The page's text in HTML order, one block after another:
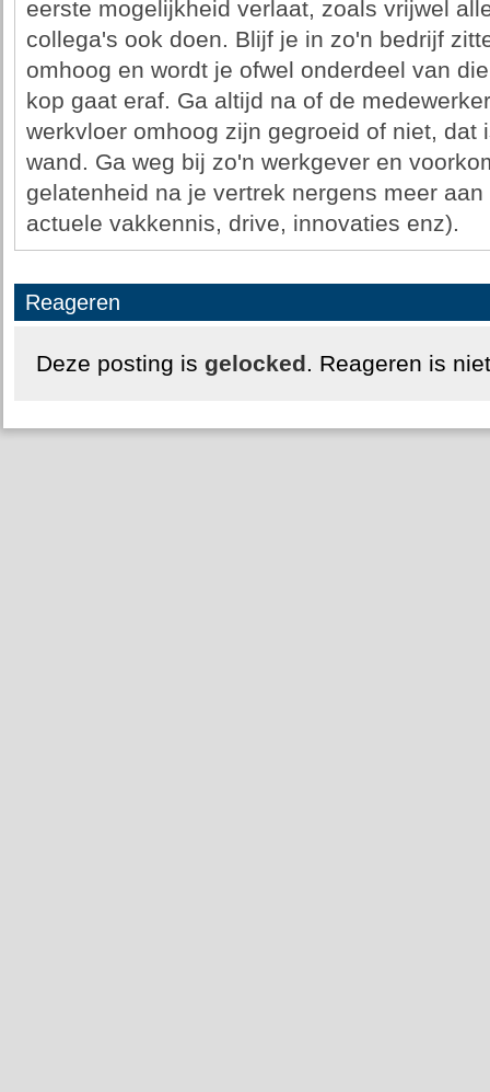
eerste mogelijkheid verlaat, zoals vrijwel
collega's ook doen. Blijf je in zo'n bedrijf
omhoog en wordt je ofwel onderdeel van
kop gaat eraf. Ga altijd na of de
werkvloer omhoog zijn gegroeid of niet, dat
wand. Ga weg bij zo'n werkgever en
gelatenheid na je vertrek nergens meer
actuele vakkennis, drive, innovaties enz).
Reageren
Deze posting is gelocked. Reageren is